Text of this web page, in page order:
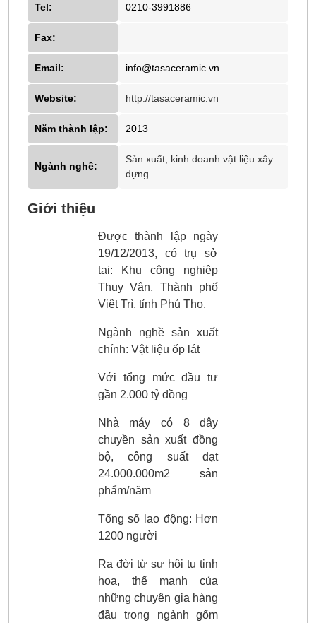
Tel: 0210-3991886
Fax:
Email: info@tasaceramic.vn
Website: http://tasaceramic.vn
Năm thành lập: 2013
Ngành nghề:
Sản xuất, kinh doanh vật liệu xây
dựng
Giới thiệu
Được thành lập ngày
19/12/2013, có trụ sở
tại: Khu công nghiệp
Thụy Vân, Thành phố
Việt Trì, tỉnh Phú Thọ.
Ngành nghề sản xuất
chính: Vật liệu ốp lát
Với tổng mức đầu tư
gần 2.000 tỷ đồng
Nhà máy có 8 dây
chuyền sản xuất đồng
bộ, công suất đạt
24.000.000m2 sản
phẩm/năm
Tổng số lao động: Hơn
1200 người
Ra đời từ sự hội tụ tinh
hoa, thế mạnh của
những chuyên gia hàng
đầu trong ngành gốm